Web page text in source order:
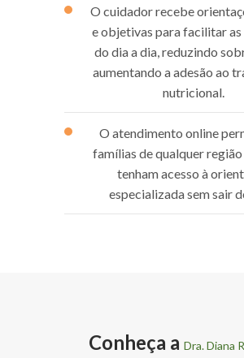
O cuidador recebe
e objetivas para facilitar as
do dia a dia, reduzindo
aumentando a adesão ao
nutricional.
O atendimento online
famílias de qualquer
tenham acesso à
especializada sem sair
Conheça a Dra. Diana